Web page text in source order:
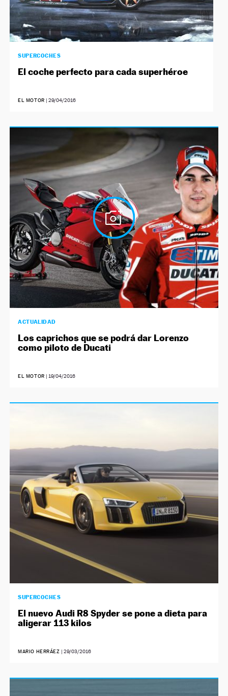
SUPERCOCHES
El coche perfecto para cada superhéroe
EL MOTOR | 29/04/2016
ACTUALIDAD
Los caprichos que se podrá dar Lorenzo
como piloto de Ducati
EL MOTOR | 19/04/2016
SUPERCOCHES
El nuevo Audi R8 Spyder se pone a dieta para
aligerar 113 kilos
MARIO HERRÁEZ | 29/03/2016